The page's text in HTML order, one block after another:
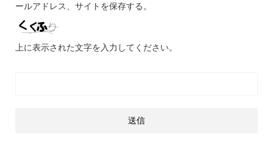
ールアドレス、サイトを保存する。
上に表示された文字を入力してください。